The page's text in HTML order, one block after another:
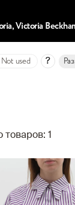
Victoria
Not used ?
товаров: 1